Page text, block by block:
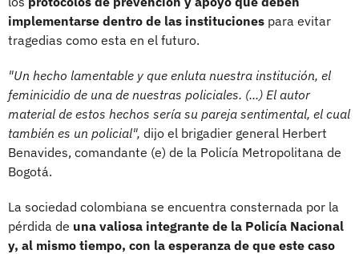
implementarse dentro de las instituciones para evitar
tragedias como esta en el futuro.
"Un hecho lamentable y que enluta nuestra institución, el
feminicidio de una de nuestras policiales. (...) El autor
material de estos hechos sería su pareja sentimental, el cual
también es un policial", dijo el brigadier general Herbert
Benavides, comandante (e) de la Policía Metropolitana de
Bogotá.
La sociedad colombiana se encuentra consternada por la
pérdida de una valiosa integrante de la Policía Nacional
y, al mismo tiempo, con la esperanza de que este caso